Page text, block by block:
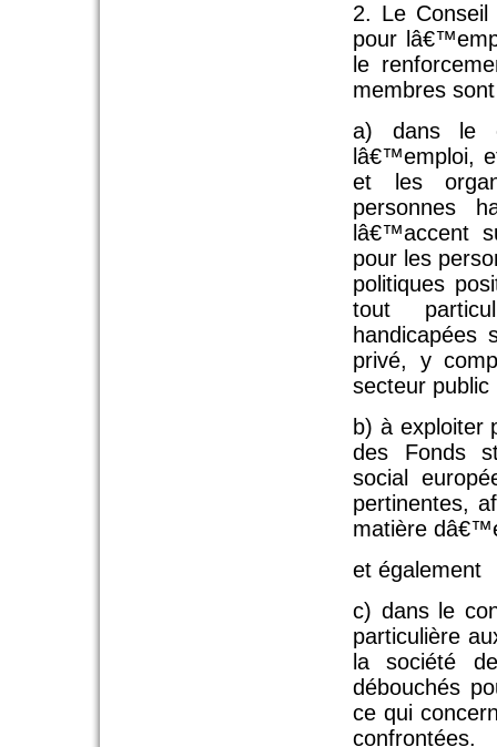
2. Le
pour
le
membres
a) dans le
lâ€™emploi,
et les
personnes
lâ€™accent
pour les
politiques
tout
privé, y
secteur public
b) à exploiter
des Fonds
social
pertinentes,
matière
et également
c) dans le
particulière
la société
débouchés
ce qui
confrontées.